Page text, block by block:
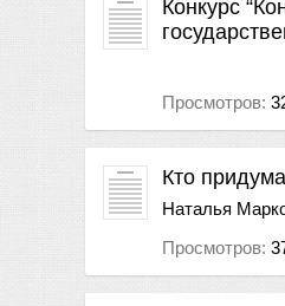
Конкурс
Просмотров:
Кто
Наталья
Просмотров: